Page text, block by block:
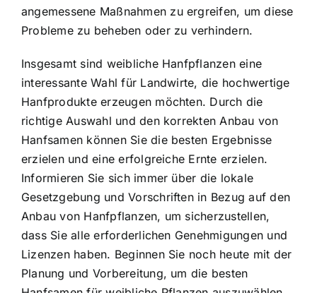
angemessene Maßnahmen zu ergreifen, um diese
Probleme zu beheben oder zu verhindern.
Insgesamt sind weibliche Hanfpflanzen eine
interessante Wahl für Landwirte, die hochwertige
Hanfprodukte erzeugen möchten. Durch die
richtige Auswahl und den korrekten Anbau von
Hanfsamen können Sie die besten Ergebnisse
erzielen und eine erfolgreiche Ernte erzielen.
Informieren Sie sich immer über die lokale
Gesetzgebung und Vorschriften in Bezug auf den
Anbau von Hanfpflanzen, um sicherzustellen,
dass Sie alle erforderlichen Genehmigungen und
Lizenzen haben. Beginnen Sie noch heute mit der
Planung und Vorbereitung, um die besten